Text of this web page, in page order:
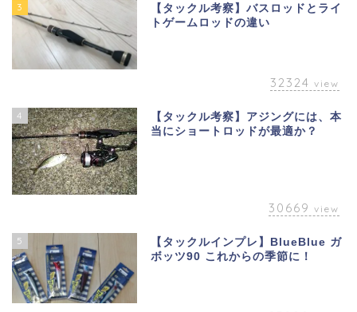
3
【タックル考察】バスロッドとライ
トゲームロッドの違い
32324 view
4
【タックル考察】アジングには、本
当にショートロッドが最適か？
30669 view
5
【タックルインプレ】BlueBlue ガ
ボッツ90 これからの季節に！